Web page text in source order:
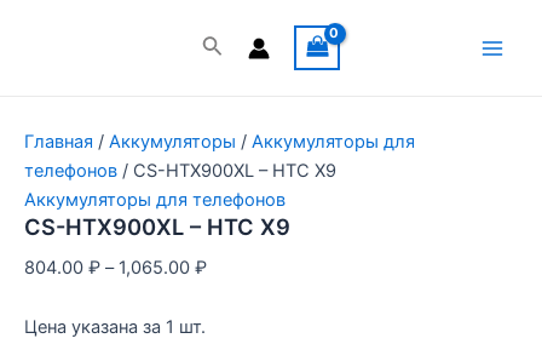
Поиск
Главная / Аккумуляторы / Аккумуляторы для
телефонов / CS-HTX900XL – HTC X9
Аккумуляторы для телефонов
CS-HTX900XL – HTC X9
804.00 ₽ – 1,065.00 ₽
Цена указана за 1 шт.